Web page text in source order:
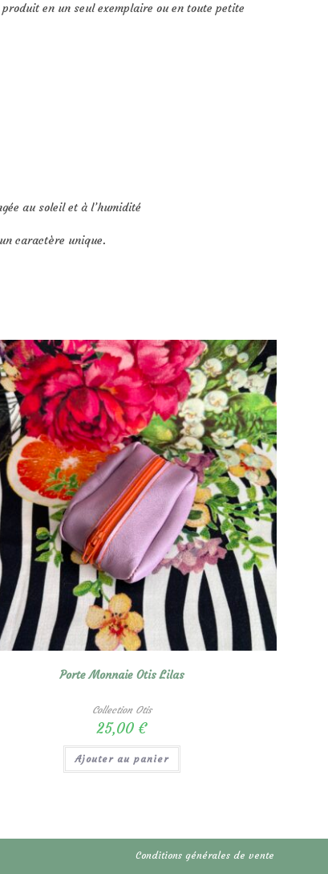
en un seul exemplaire ou en toute petite
au soleil et à l’humidité
caractère unique.
Porte Monnaie Otis Lilas
Collection Otis
25,00 €
Ajouter au panier
Conditions générales de vente